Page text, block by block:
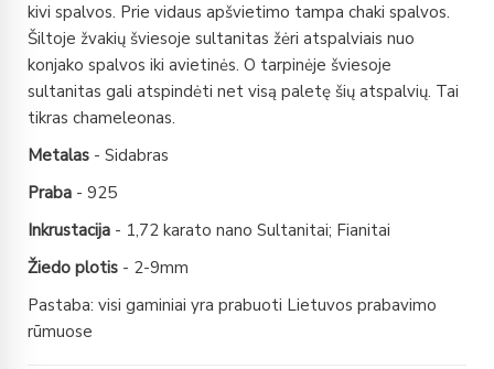
kivi spalvos. Prie vidaus apšvietimo tampa chaki spalvos.
Šiltoje žvakių šviesoje sultanitas žėri atspalviais nuo
konjako spalvos iki avietinės. O tarpinėje šviesoje
sultanitas gali atspindėti net visą paletę šių atspalvių. Tai
tikras chameleonas.
Metalas - Sidabras
Praba - 925
Inkrustacija - 1,72 karato nano Sultanitai; Fianitai
Žiedo plotis - 2-9mm
Pastaba: visi gaminiai yra prabuoti Lietuvos prabavimo
rūmuose